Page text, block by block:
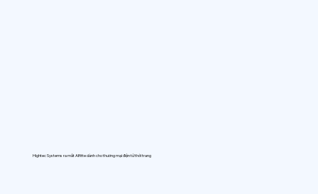
Hightec Systems ra mắt AIfitte dành cho thương mại điện tử thời trang